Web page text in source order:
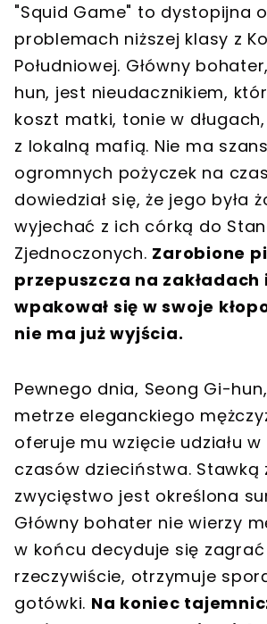
"Squid Game" to dystopijna
problemach niższej klasy z
Południowej. Główny
hun, jest nieudacznikiem,
koszt matki, tonie w
z lokalną mafią. Nie ma
ogromnych pożyczek na
dowiedział się, że jego była
wyjechać z ich córką do
Zjednoczonych. Zarobione
przepuszcza na zakładach
wpakował się w swoje
nie ma już wyjścia.
Pewnego dnia, Seong Gi-
metrze eleganckiego
oferuje mu wzięcie udziału
czasów dzieciństwa. Stawką
zwycięstwo jest określona
Główny bohater nie wierzy
w końcu decyduje się zagrać
rzeczywiście, otrzymuje
gotówki. Na koniec